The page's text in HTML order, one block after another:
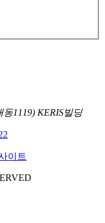
1119) KERIS빌딩